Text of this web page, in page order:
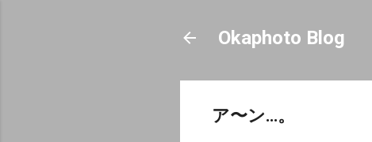
Okaphoto Blog
ア〜ン…。